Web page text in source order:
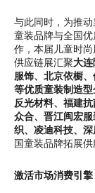
与此同时，为推
童装品牌与全国
作，本届儿童时
供应链展汇聚大
服饰、北京依橱
等优质童装制造
反光材料、福建
众合、晋江闽宏
织、凌迪科技、
国童装品牌拓展
激活市场消费引